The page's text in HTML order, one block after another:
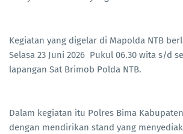
Kegiatan yang digelar di Mapolda NTB
Selasa 23 Juni 2026 Pukul 06.30 wita s/d
lapangan Sat Brimob Polda NTB.
Dalam kegiatan itu Polres Bima
dengan mendirikan stand yang